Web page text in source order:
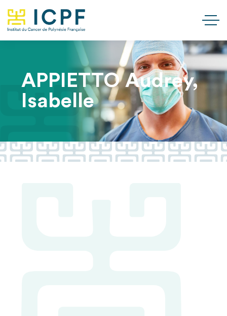
APPIETTO Audrey,
Isabelle